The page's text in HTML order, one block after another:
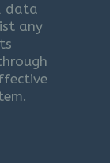
data
any